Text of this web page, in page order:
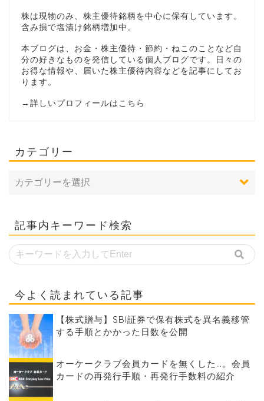
株は現物のみ、株主優待銘柄を中心に保有しています。
含み損で塩漬け銘柄増加中。
本ブログは、お金・株主優待・節約・ねこのことなど自
分の好きなものを発信している個人ブログです。日々の
お得な情報や、届いた株主優待内容などを記事にしてお
ります。
→ 詳しいプロフィールはこちら
カテゴリー
記事内キーワード検索
今よく読まれている記事
【株式贈与】SBI証券で保有株式を異名義移管
する手順とかかった日数を公開
オーケークラブ会員カードを無くした…。会員
カードの再発行手順・再発行手数料の紹介